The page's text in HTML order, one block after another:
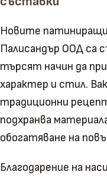
Новите
Палисандър ООД са
търсят начин да
характер и стил.
традиционни
подхранва
обогатяване на
Благодарение на